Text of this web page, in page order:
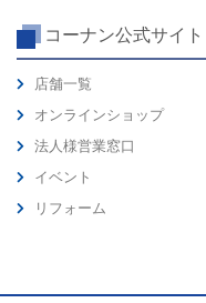
コーナン公式サイト
店舗一覧
オンラインショップ
法人様営業窓口
イベント
リフォーム